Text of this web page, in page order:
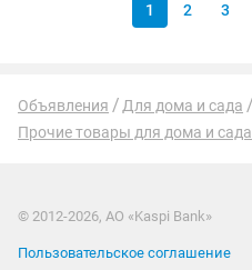
1 2 3
Объявления
Для дома и сада
Прочие товары для дома и сада
© 2012-2026, АО «Kaspi Bank»
Пользовательское соглашение